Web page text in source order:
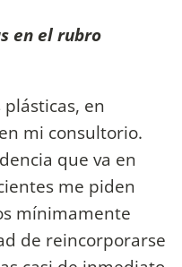
en el rubro
en
mi consultorio.
que va en
me piden
mínimamente
de reincorporarse